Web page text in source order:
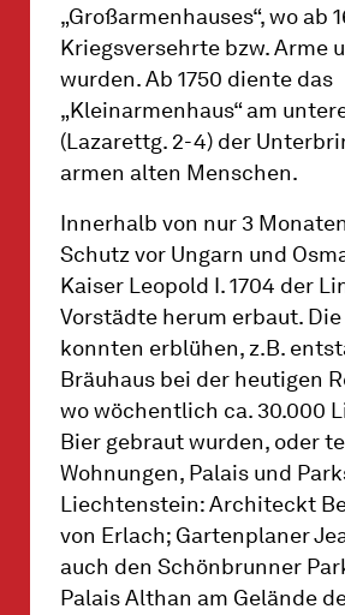
„Großarmenhauses“, wo ab
Kriegsversehrte bzw. Arme
wurden. Ab 1750 diente das
„Kleinarmenhaus“ am
(Lazarettg. 2-4) der
armen alten Menschen.
Innerhalb von nur 3
Schutz vor Ungarn und
Kaiser Leopold I. 1704 der
Vorstädte herum erbaut.
konnten erblühen, z.B.
Bräuhaus bei der heutigen
wo wöchentlich ca. 30.000
Bier gebraut wurden, oder
Wohnungen, Palais und
Liechtenstein: Architeckt
von Erlach; Gartenplaner
auch den Schönbrunner
Palais Althan am Gelände